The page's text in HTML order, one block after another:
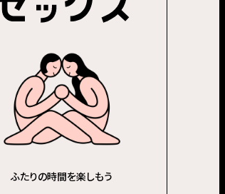
ふたりの時間を楽しもう